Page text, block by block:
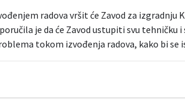
radova vršit će Zavod za izgradnju
je da će Zavod ustupiti svu
tokom izvođenja radova, kako bi